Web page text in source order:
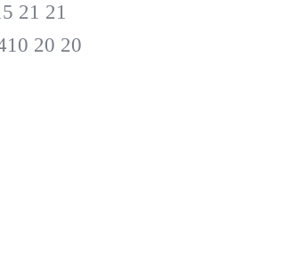
21 21
20 20